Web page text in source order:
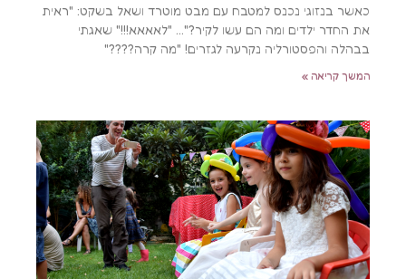
כאשר בנזוגי נכנס למטבח עם מבט מוטרד ושאל בשקט: "ראית
את החדר ילדים ומה הם עשו לקיר?"… "לאאאא!!!" שאגתי
בבהלה והפסטורליה נקרעה לגזרים! "מה קרה????"
המשך קריאה »